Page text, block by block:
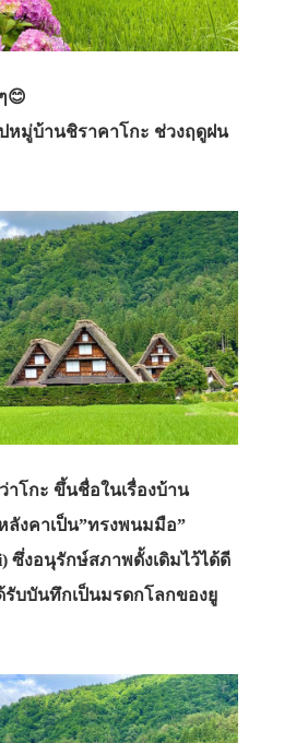
😊
หมู่บ้านชิราคาโกะ ช่วงฤดูฝน
โกะ ขึ้นชื่อในเรื่องบ้าน
งคาเป็น”ทรงพนมมือ”
ซึ่งอนุรักษ์สภาพดั้งเดิมไว้ได้ดี
รับบันทึกเป็นมรดกโลกของยู